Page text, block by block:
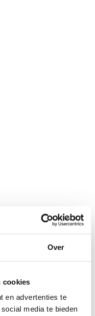
Over
cookies
en advertenties te
media te bieden